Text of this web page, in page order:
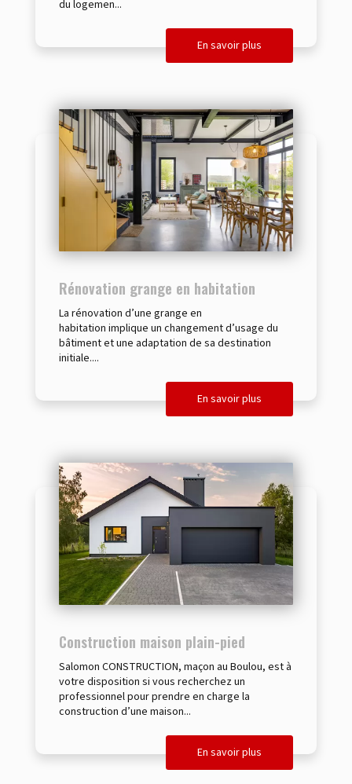
du logemen...
En savoir plus
Rénovation grange en habitation
La rénovation d’une grange en
habitation implique un changement d’usage du
bâtiment et une adaptation de sa destination
initiale....
En savoir plus
Construction maison plain-pied
Salomon CONSTRUCTION, maçon au Boulou, est à
votre disposition si vous recherchez un
professionnel pour prendre en charge la
construction d’une maison...
En savoir plus